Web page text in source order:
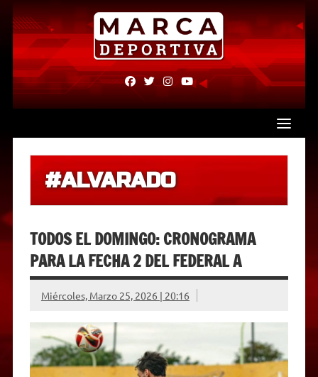
Skip
content
fab
fa-
fab
fa-
fab fab
#ALVARADO
TODOS EL DOMINGO: CRONOGRAMA
PARA LA FECHA 2 DEL FEDERAL A
Miércoles, Marzo 25, 2026 | 20:16